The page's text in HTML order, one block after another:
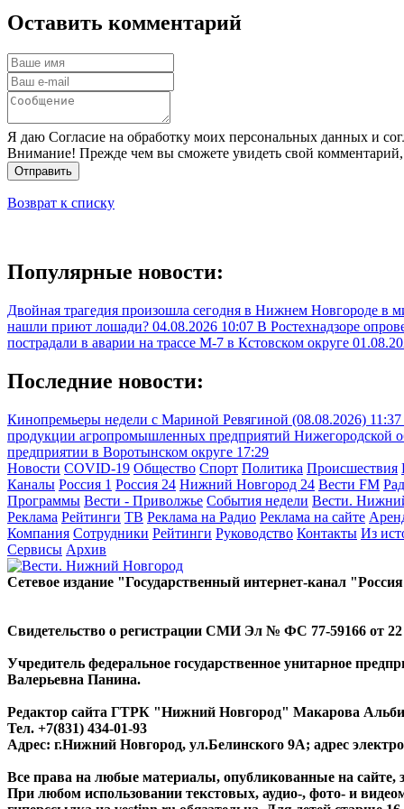
Оставить комментарий
Я даю Согласие на обработку моих персональных данных и
Внимание! Прежде чем вы сможете увидеть свой
Отправить
Возврат к списку
Популярные новости:
Двойная трагедия произошла сегодня в Нижнем Новгороде в
нашли приют лошади? 04.08.2026 10:07 В Ростехнадзоре
пострадали в аварии на трассе М-7 в Кстовском округе
Последние новости:
Кинопремьеры недели с Мариной Ревягиной (08.08.2026) 11:37
продукции агропромышленных предприятий Нижегородской
предприятии в Воротынском округе 17:29
Новости COVID-19 Общество Спорт Политика Происшествия
Каналы Россия 1 Россия 24 Нижний Новгород 24 Вести FM
Программы Вести - Приволжье События недели Вести.
Реклама Рейтинги ТВ Реклама на Радио Реклама на сайте
Компания Сотрудники Рейтинги Руководство Контакты Из
Сервисы Архив
Сетевое издание "Государственный интернет-канал
Свидетельство о регистрации СМИ Эл № ФС 77-59166 от 22
Учредитель федеральное государственное унитарное
Валерьевна Панина.
Редактор сайта ГТРК "Нижний Новгород" Макарова
Тел. +7(831) 434-01-93
Адрес: г.Нижний Новгород, ул.Белинского 9А; адрес
Все права на любые материалы, опубликованные на
При любом использовании текстовых, аудио-, фото- и